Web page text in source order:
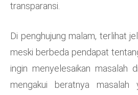
transparansi.
Di penghujung malam, terlihat
meski berbeda pendapat
ingin menyelesaikan masalah
mengakui beratnya masalah